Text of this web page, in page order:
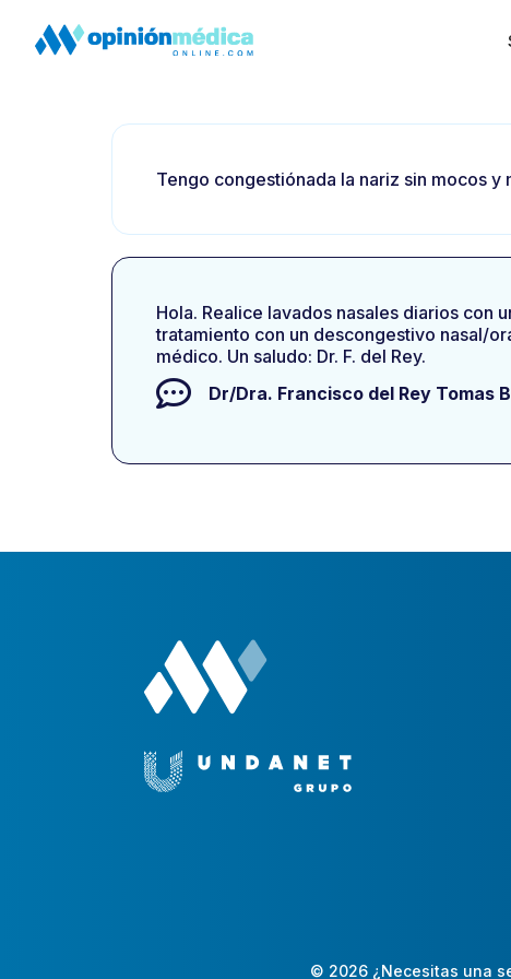
Tengo congestiónada la nariz sin mocos
Hola. Realice lavados nasales diarios con
tratamiento con un descongestivo nasal/
médico. Un saludo: Dr. F. del Rey.
Dr/Dra. Francisco del Rey Tomas
© 2026 ¿Necesitas una